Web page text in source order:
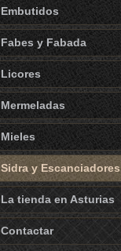
Embutidos
Fabes y Fabada
Licores
Mermeladas
Mieles
Sidra y Escanciadores
La tienda en Asturias
Contactar